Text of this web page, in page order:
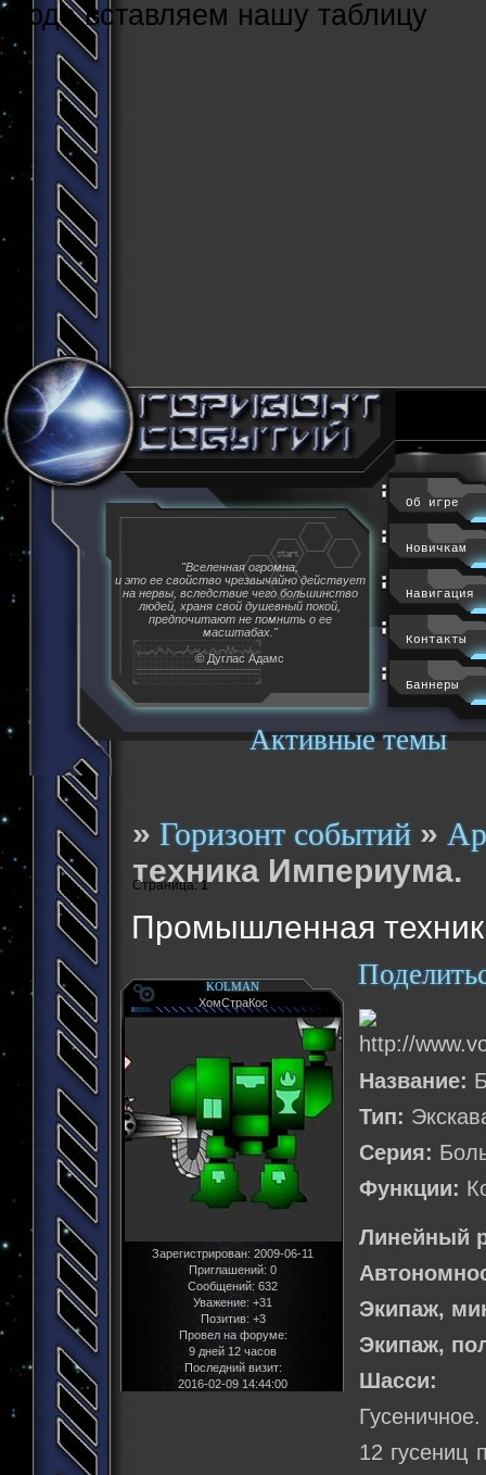
Cюда вставляем нашу таблицу
Активные темы
"Вселенная огромна,
и это ее свойство чрезвычайно действует
на нервы, вследствие чего большинство
людей, храня свой душевный покой,
предпочитают не помнить о ее
масштабах."
© Дуглас Адамс
Об игре
Новичкам
Навигация
Контакты
Баннеры
»Горизонт событий »
техника Империума.
Промышленная
Страница:1
KOLMAN
ХомСтраКос
Зарегистрирован: 2009-06-11
Приглашений: 0
Сообщений: 632
Уважение: +31
Позитив: +3
Провел на форуме:
9 дней 12 часов
Последний визит:
2016-02-09 14:44:00
Название:
Тип:
Серия:
Функции:
Линейный
Экипаж,
Экипаж,
Шасси:
Гусеничное.
12 гусениц